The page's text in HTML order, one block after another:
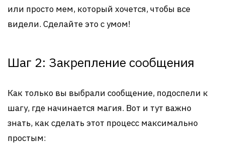
или просто мем, который хочется, чтобы все
видели. Сделайте это с умом!
Шаг 2: Закрепление сообщения
Как только вы выбрали сообщение, подоспели к
шагу, где начинается магия. Вот и тут важно
знать, как сделать этот процесс максимально
простым: